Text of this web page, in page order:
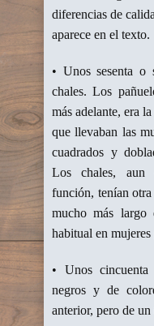
diferencias de
aparece en el texto.
• Unos sesenta o
chales. Los
más adelante, era
que llevaban las
cuadrados y
Los chales, aun
función, tenían
mucho más
habitual en mujeres
• Unos
negros y de
anterior, pero de